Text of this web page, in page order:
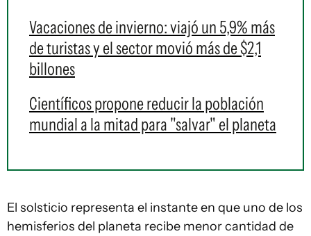
Vacaciones de invierno: viajó un 5,9% más
de turistas y el sector movió más de $2,1
billones
Científicos propone reducir la población
mundial a la mitad para "salvar" el planeta
El solsticio representa el instante en que uno de los
hemisferios del planeta recibe menor cantidad de